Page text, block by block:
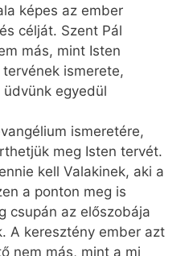
képes az ember
célját. Szent Pál
más, mint Isten
ismerete,
egyedül
ismeretére,
meg Isten tervét.
kell Valakinek, aki a
a ponton meg is
csupán az előszobája
A keresztény ember azt
nem más, mint a mi